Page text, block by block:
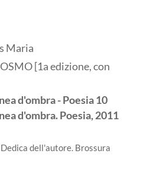
Maria
[1a edizione, con
d'ombra - Poesia 10
d'ombra. Poesia,2011
dell'autore. Brossura